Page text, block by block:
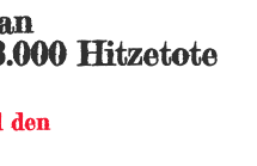
Hitzetote
den